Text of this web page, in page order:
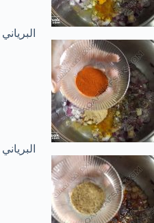
البرياني
البرياني